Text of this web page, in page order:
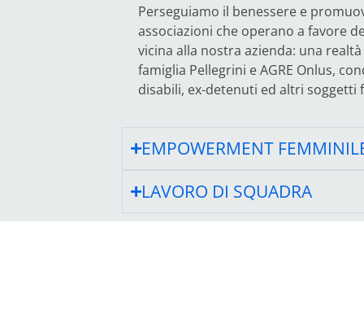
Perseguiamo il benessere e
associazioni che operano a favore
vicina alla nostra azienda: una
famiglia Pellegrini e AGRE Onlus,
disabili, ex-detenuti ed altri soggetti
EMPOWERMENT
LAVORO DI SQUADRA